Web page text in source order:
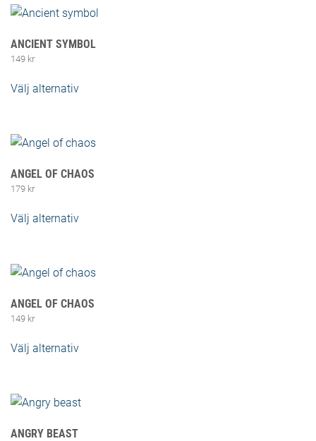
ANCIENT SYMBOL
149 kr
Välj alternativ
ANGEL OF CHAOS
179 kr
Välj alternativ
ANGEL OF CHAOS
149 kr
Välj alternativ
ANGRY BEAST